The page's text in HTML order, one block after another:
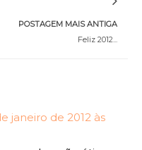
POSTAGEM MAIS ANTIGA
Feliz 2012...
janeiro de 2012 às